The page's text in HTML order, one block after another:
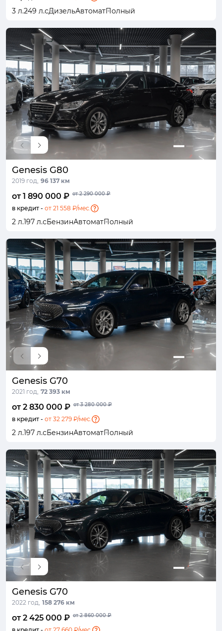
3 л.249 л.сДизельАвтоматПолный
Genesis G80
2019 год, 96 137 км
от 1 890 000 ₽ от 2 290 000 ₽
в кредит - от 21 558 ₽/мес.
2 л.197 л.сБензинАвтоматПолный
Genesis G70
2021 год, 72 393 км
от 2 830 000 ₽ от 3 280 000 ₽
в кредит - от 32 279 ₽/мес.
2 л.197 л.сБензинАвтоматПолный
Genesis G70
2022 год, 158 276 км
от 2 425 000 ₽ от 2 860 000 ₽